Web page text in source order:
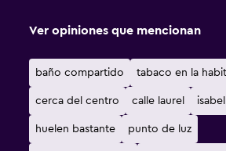
Ver opiniones que mencionan
baño compartido tabaco en la
cerca del centro calle laurel isabel
huelen bastante punto de luz